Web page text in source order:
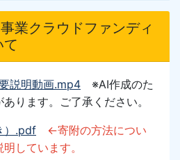
業クラウドファンディ
て
説明動画.mp4 ※AI作成のた
ります。ご了承ください。
）.pdf
←寄附の方法につい
しています。